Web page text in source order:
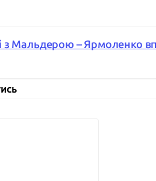
з Мальдерою – Ярмоленко